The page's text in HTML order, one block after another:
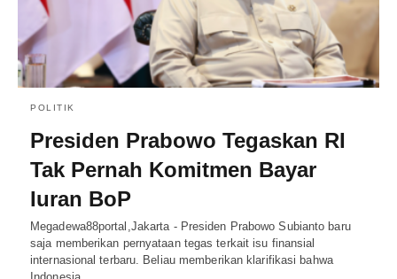
POLITIK
Presiden Prabowo Tegaskan RI
Tak Pernah Komitmen Bayar
Iuran BoP
Megadewa88portal,Jakarta - Presiden Prabowo Subianto baru
saja memberikan pernyataan tegas terkait isu finansial
internasional terbaru. Beliau memberikan klarifikasi bahwa